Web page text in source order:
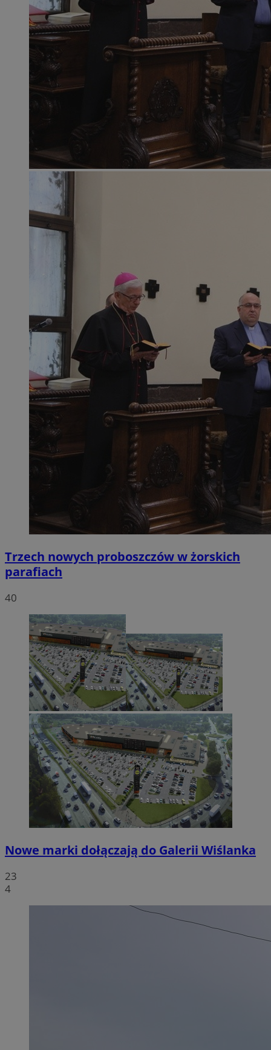
Trzech nowych proboszczów w żorskich
parafiach
40
Nowe marki dołączają do Galerii Wiślanka
23
4